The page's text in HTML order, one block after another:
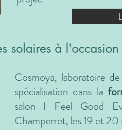
solaires à
Cosmoya, laboratoire
spécialisation dans la
salon I Feel Good
Champerret, les 19 et